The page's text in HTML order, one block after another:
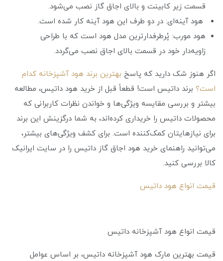
قسمت زیر کابینت و بالای اجاق گاز نصب می‌شود.
هود آینه‌ای: در دو طرف این هود آینه کار شده است.
هود مورب: پُرطرفدارترین مدل هود است که با طراحی
زاویه‌دار خود در قسمت بالای اجاق نصب می‌گردد.
اگر هنوز شک دارید که پاسخ بهترین برند هود آشپزخانه کدام
است؟ برند داتیس است! قطعاً قبل از خرید هود داتیس، مطالعه
بیشتر و بررسی مقایسه ویژگی‌ها و خواندن نظرات کاربرانی که
محصولات داتیس را خریداری کرده‌اند، به شما درگزینش این برند
برای نیازهایتان کمک‌کننده است. برای کشف ویژگی‌های بیشتر،
می‌توانید راهنمای خرید هود اجاق گاز داتیس را در سایت ایرانیک
کالا بررسی کنید.
قیمت انواع هود داتیس
قیمت انواع هود آشپزخانه داتیس
قیمت بهترین مارک هود آشپزخانه داتیس، بر اساس عوامل